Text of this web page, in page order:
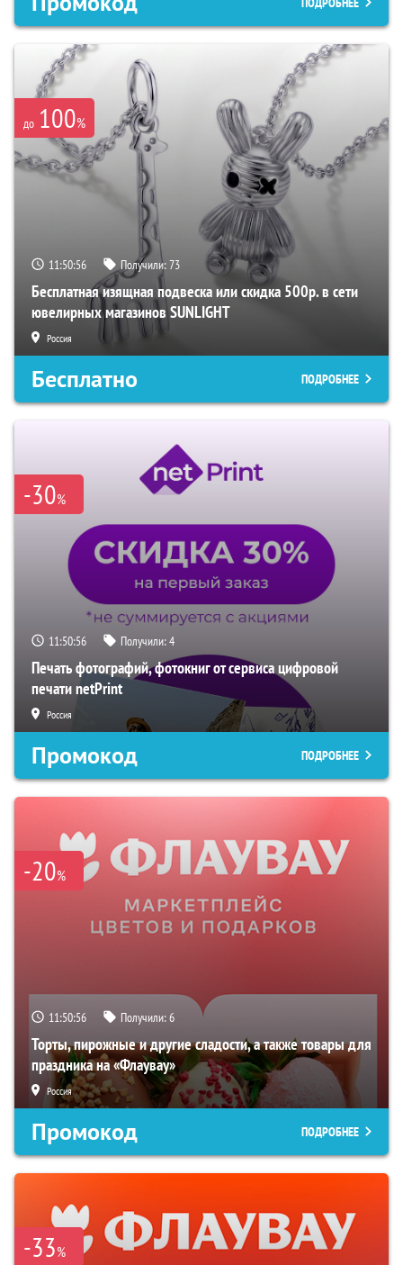
до 100%
11:50:55 Получили:73
Бесплатная изящная подвеска или скидка 500р. в сети
ювелирных магазинов SUNLIGHT
Россия
Бесплатно ПОДРОБНЕЕ
-30%
11:50:55 Получили:4
Печать фотографий, фотокниг от сервиса цифровой
печати netPrint
Россия
Промокод ПОДРОБНЕЕ
-20%
11:50:55 Получили:6
Торты, пирожные и другие сладости, а также товары для
праздника на «Флаувау»
Россия
Промокод ПОДРОБНЕЕ
-33%